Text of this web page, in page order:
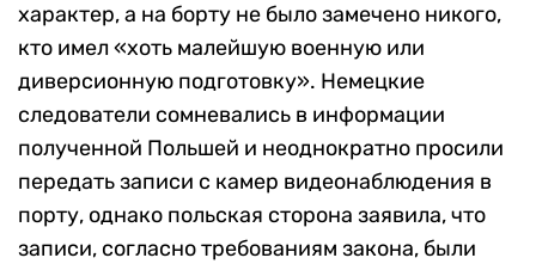
характер, а на борту не было замечено никого,
кто имел «хоть малейшую военную или
диверсионную подготовку». Немецкие
следователи сомневались в информации
полученной Польшей и неоднократно просили
передать записи с камер видеонаблюдения в
порту, однако польская сторона заявила, что
записи, согласно требованиям закона, были